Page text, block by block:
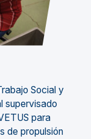
Social y
supervisado
para
de propulsión